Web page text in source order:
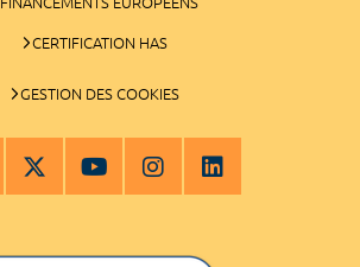
CERTIFICATION HAS
GESTION DES COOKIES